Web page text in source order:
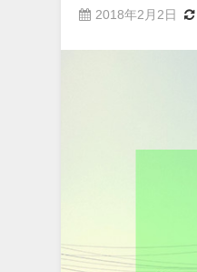
2018年2月2日